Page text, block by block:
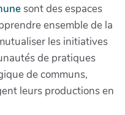
sont des espaces
ensemble de la
les initiatives
de pratiques
de communs,
leurs productions en